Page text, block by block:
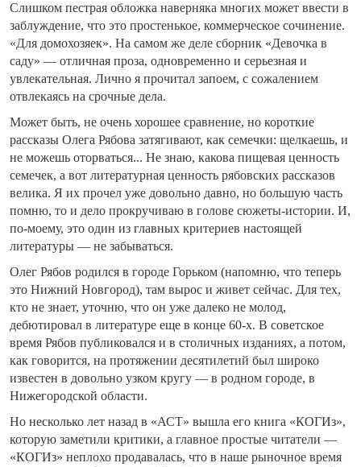
Слишком пестрая обложка наверняка многих может ввести в
заблуждение, что это простенькое, коммерческое сочинение.
«Для домохозяек». На самом же деле сборник «Девочка в
саду» — отличная проза, одновременно и серьезная и
увлекательная. Лично я прочитал запоем, с сожалением
отвлекаясь на срочные дела.
Может быть, не очень хорошее сравнение, но короткие
рассказы Олега Рябова затягивают, как семечки: щелкаешь, и
не можешь оторваться... Не знаю, какова пищевая ценность
семечек, а вот литературная ценность рябовских рассказов
велика. Я их прочел уже довольно давно, но большую часть
помню, то и дело прокручиваю в голове сюжеты-истории. И,
по-моему, это один из главных критериев настоящей
литературы — не забываться.
Олег Рябов родился в городе Горьком (напомню, что теперь
это Нижний Новгород), там вырос и живет сейчас. Для тех,
кто не знает, уточню, что он уже далеко не молод,
дебютировал в литературе еще в конце 60-х. В советское
время Рябов публиковался и в столичных изданиях, а потом,
как говорится, на протяжении десятилетий был широко
известен в довольно узком кругу — в родном городе, в
Нижегородской области.
Но несколько лет назад в «АСТ» вышла его книга «КОГИз»,
которую заметили критики, а главное простые читатели —
«КОГИз» неплохо продавалась, что в наше рыночное время